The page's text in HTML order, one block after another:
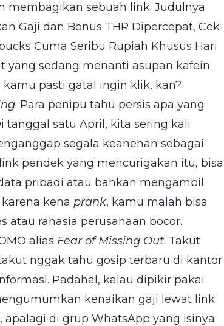
membagikan sebuah link. Judulnya
Gaji dan Bonus THR Dipercepat, Cek
Cuma Seribu Rupiah Khusus Hari
yang sedang menanti asupan kafein
pasti gatal ingin klik, kan?
. Para penipu tahu persis apa yang
tanggal satu April, kita sering kali
segala keanehan sebagai
pendek yang mencurigakan itu, bisa
pribadi atau bahkan mengambil
kena prank, kamu malah bisa
atau rahasia perusahaan bocor.
alias Fear of Missing Out. Takut
nggak tahu gosip terbaru di kantor
Padahal, kalau dipikir pakai
kenaikan gaji lewat link
apalagi di grup WhatsApp yang isinya